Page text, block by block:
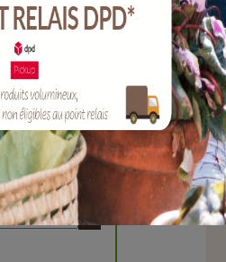
+